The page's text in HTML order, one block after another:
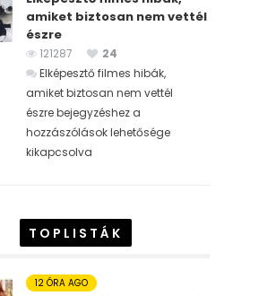
amiket biztosan nem vettél
észre
121287
24
Elképesztő filmes hibák,
amiket biztosan nem vettél
észre bejegyzéshez a
hozzászólások lehetősége
kikapcsolva
TOPLISTÁK
12 ÓRA AGO